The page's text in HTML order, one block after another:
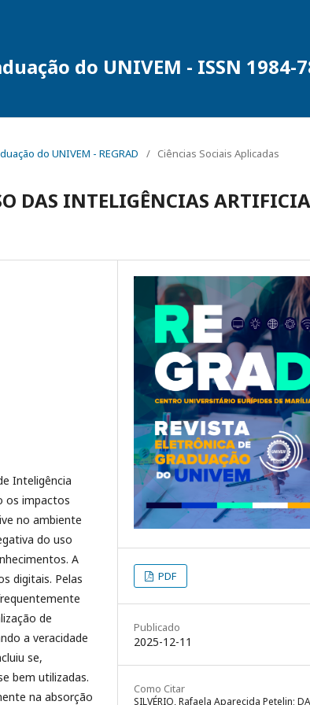
do UNIVEM - ISSN 1984-
do UNIVEM - REGRAD / Ciências Sociais Aplicadas
DAS INTELIGÊNCIAS
Inteligência
os impactos
no ambiente
do uso
A
digitais. Pelas
de
a veracidade
se,
bem utilizadas.
na absorção
PDF
Publicado
2025-12-11
Como Citar
SILVÉRIO, Rafaela Aparecida Petelin; DA